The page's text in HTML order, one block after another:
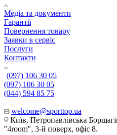
Медіа та документи
Гарантії
Повернення товару
Заявки в сервіс
Послуги
Контакти
(097) 106 30 05
(097) 106 30 05
(044) 594 85 75
welcome@sporttop.ua
Київ, Петропавлівська
"4room", 3-й поверх, офіс 8.